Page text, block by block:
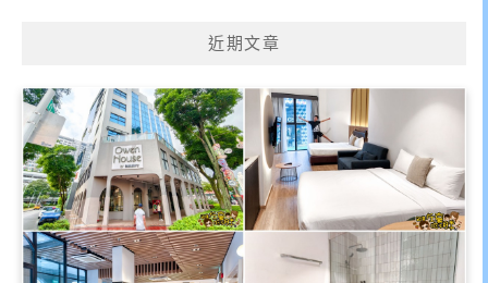
近期文章